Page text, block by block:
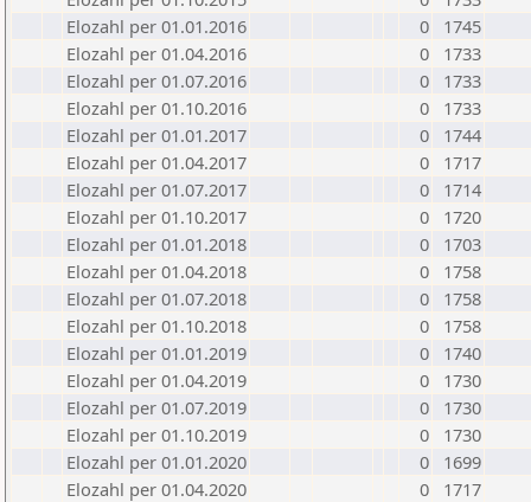
Elozahl per 01.01.2016
0
1745
Elozahl per 01.04.2016
0
1733
Elozahl per 01.07.2016
0
1733
Elozahl per 01.10.2016
0
1733
Elozahl per 01.01.2017
0
1744
Elozahl per 01.04.2017
0
1717
Elozahl per 01.07.2017
0
1714
Elozahl per 01.10.2017
0
1720
Elozahl per 01.01.2018
0
1703
Elozahl per 01.04.2018
0
1758
Elozahl per 01.07.2018
0
1758
Elozahl per 01.10.2018
0
1758
Elozahl per 01.01.2019
0
1740
Elozahl per 01.04.2019
0
1730
Elozahl per 01.07.2019
0
1730
Elozahl per 01.10.2019
0
1730
Elozahl per 01.01.2020
0
1699
Elozahl per 01.04.2020
0
1717